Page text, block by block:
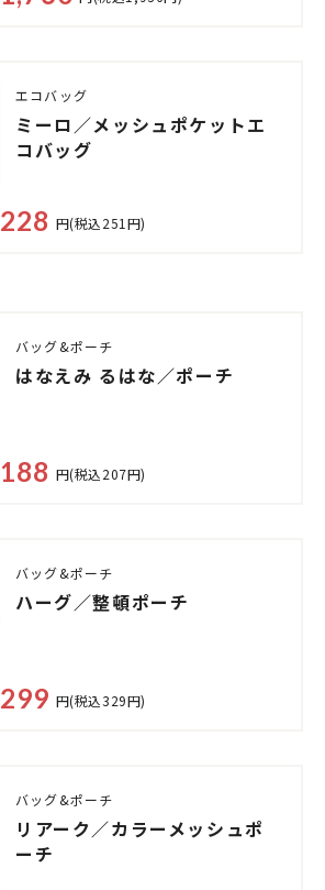
エコバッグ
ミーロ／メッシュポケットエ
コバッグ
228 円(税込251円)
バッグ&ポーチ
はなえみ るはな／ポーチ
188 円(税込207円)
バッグ&ポーチ
ハーグ／整頓ポーチ
299 円(税込329円)
バッグ&ポーチ
リアーク／カラーメッシュポ
ーチ